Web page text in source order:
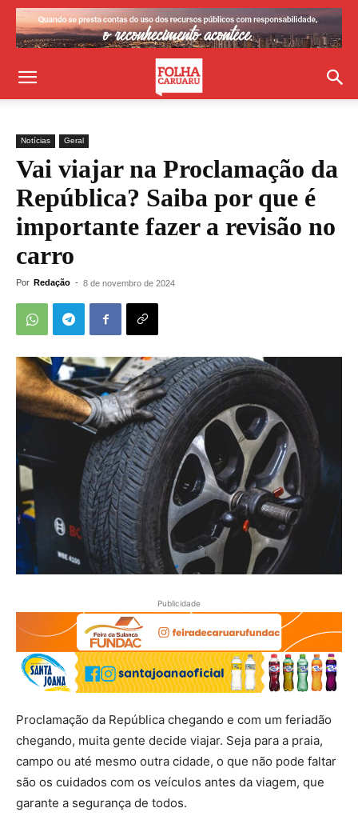
Notícias Geral
Vai viajar na Proclamação da
República? Saiba por que é
importante fazer a revisão no
carro
Por Redação - 8 de novembro de 2024
Publicidade
Proclamação da República chegando e com um feriadão
chegando, muita gente decide viajar. Seja para a praia,
campo ou até mesmo outra cidade, o que não pode faltar
são os cuidados com os veículos antes da viagem, que
garante a segurança de todos.